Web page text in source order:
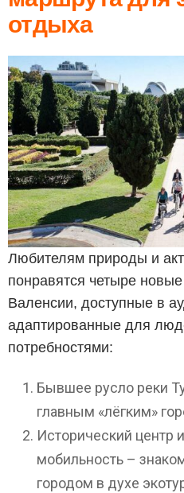
отдыха
Любителям природы и
понравятся четыре
Валенсии, доступные в
адаптированные для
потребностями:
Бывшее русло реки
главным «лёгким»
Исторический центр
мобильность –
городом в духе